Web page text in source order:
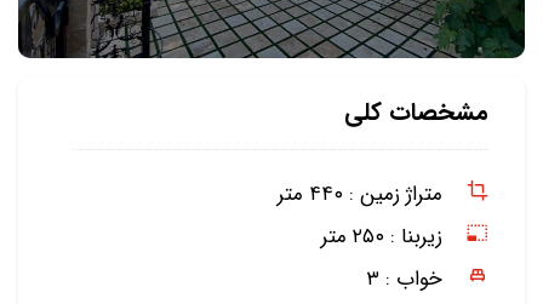
مشخصات کلی
متراژ زمین : ۴۴۰ متر
زیربنا : ۲۵۰ متر
خواب : ۳